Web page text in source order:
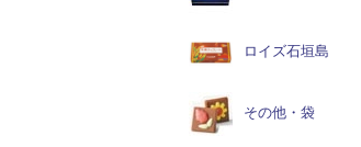
ロイズ石垣島
その他・袋